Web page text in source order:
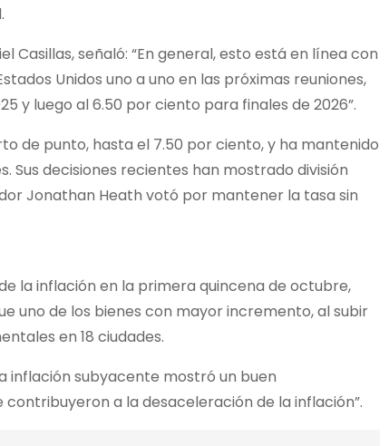
señaló: “En general, esto está en línea con
Unidos uno a uno en las próximas reuniones,
y luego al 6.50 por ciento para finales de 2026”.
de punto, hasta el 7.50 por ciento, y ha mantenido
Sus decisiones recientes han mostrado división
Jonathan Heath votó por mantener la tasa sin
la inflación en la primera quincena de octubre,
uno de los bienes con mayor incremento, al subir
en 18 ciudades.
inflación subyacente mostró un buen
a la desaceleración de la inflación”.